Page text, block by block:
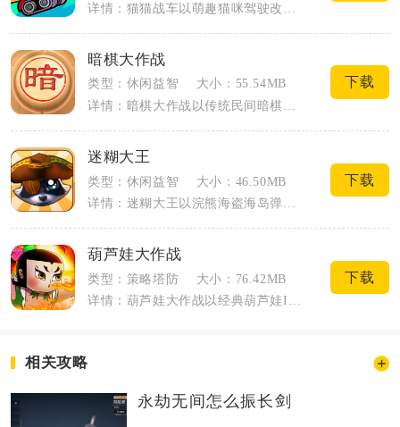
暗棋大作战
类型：休闲益智
大小：55.54MB
下载
迷糊大王
类型：休闲益智
大小：46.50MB
下载
葫芦娃大作战
类型：策略塔防
大小：76.42MB
下载
相关攻略
永劫无间怎么振长剑